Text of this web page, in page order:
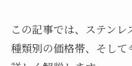
この記事では、ステンレ
種類別の価格帯、そし